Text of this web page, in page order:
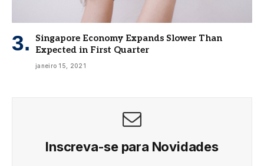
Singapore Economy Expands Slower Than
Expected in First Quarter
janeiro 15, 2021
Inscreva-se para Novidades